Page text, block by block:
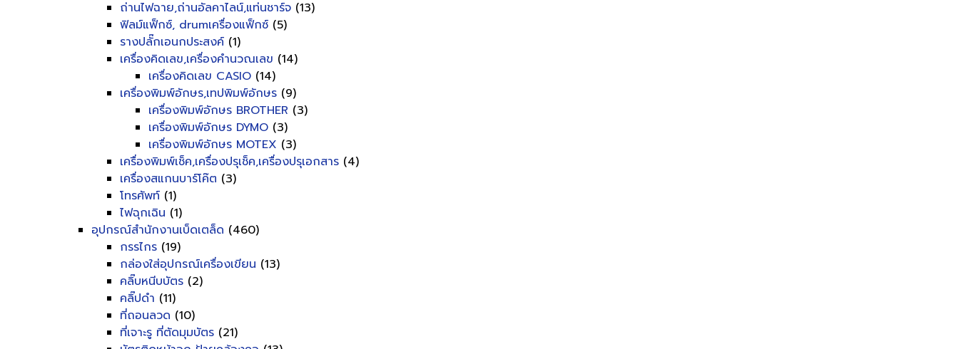
ถ่านไฟฉาย,ถ่านอัลคาไลน์,แท่นชาร์จ (13)
ฟิลม์แฟ็กซ์, drumเครื่องแฟ็กซ์ (5)
รางปลั๊กเอนกประสงค์ (1)
เครื่องคิดเลข,เครื่องคำนวณเลข (14)
เครื่องคิดเลข CASIO (14)
เครื่องพิมพ์อักษร,เทปพิมพ์อักษร (9)
เครื่องพิมพ์อักษร BROTHER (3)
เครื่องพิมพ์อักษร DYMO (3)
เครื่องพิมพ์อักษร MOTEX (3)
เครื่องพิมพ์เช็ค,เครื่องปรุเช็ค,เครื่องปรุเอกสาร (4)
เครื่องสแกนบาร์โค๊ต (3)
โทรศัพท์ (1)
ไฟฉุกเฉิน (1)
อุปกรณ์สำนักงานเบ็ดเตล็ด (460)
กรรไกร (19)
กล่องใส่อุปกรณ์เครื่องเขียน (13)
คลิ๊บหนีบบัตร (2)
คลิ๊ปดำ (11)
ที่ถอนลวด (10)
ที่เจาะรู ที่ตัดมุมบัตร (21)